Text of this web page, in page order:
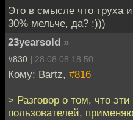
Это в смысле что труха
30% мельче, да? :)))
23yearsold »
#830 | 28.08.08 18:50
Кому: Bartz, #816
> Разговор о том, что
пользователей,